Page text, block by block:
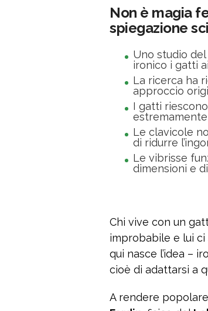
Non è magia
spiegazione
Uno studio
ironico i gatti
La ricerca ha
approccio
I gatti
Le clavicole
di ridurre
Le vibrisse
dimensioni e
Chi vive con un
improbabile e lui ci
qui nasce l’idea –
cioè di adattarsi a
A rendere